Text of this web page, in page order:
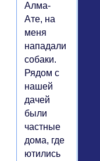
Алма-
Ате, на
меня
нападали
собаки.
Рядом с
нашей
дачей
были
частные
дома, где
ютились